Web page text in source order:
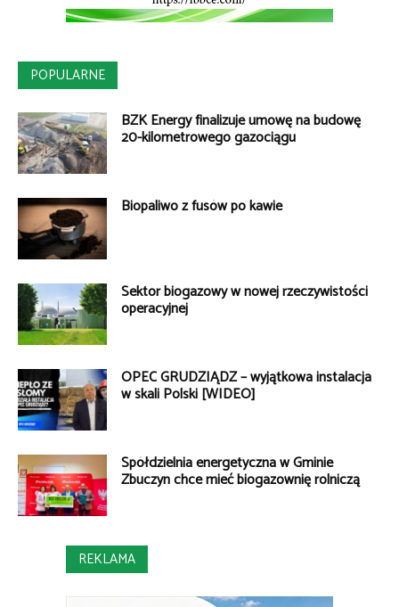
POPULARNE
BZK Energy finalizuje umowę na budowę
20-kilometrowego gazociągu
Biopaliwo z fusów po kawie
Sektor biogazowy w nowej rzeczywistości
operacyjnej
OPEC GRUDZIĄDZ – wyjątkowa instalacja
w skali Polski [WIDEO]
Spółdzielnia energetyczna w Gminie
Zbuczyn chce mieć biogazownię rolniczą
REKLAMA